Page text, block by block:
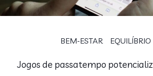
BEM-ESTAR EQUILÍBRIO
Jogos de passatempo